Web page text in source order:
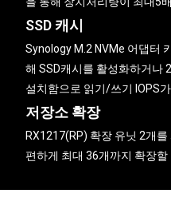
SSD 캐시
Synology M.2 NVMe 어댑터
해 SSD캐시를 활성화하거나
설치함으로 읽기/쓰기 IOPS
저장소 확장
RX1217(RP) 확장 유닛 2개
편하게 최대 36개까지 확장할